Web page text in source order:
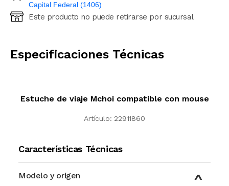
Capital Federal (1406)
Ingresá código postal (sólo números)
Este producto no puede retirarse por sucursal
Especificaciones Técnicas
Estuche de viaje Mchoi compatible con mouse
Artículo: 22911860
Características Técnicas
Modelo y origen